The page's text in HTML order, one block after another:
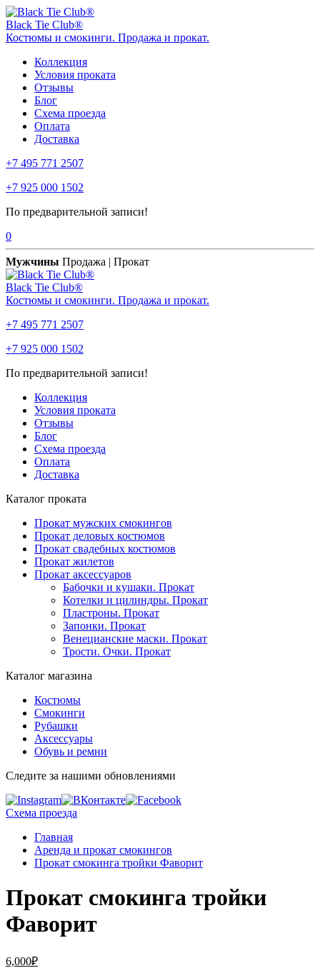
Black Tie Club®
Костюмы и смокинги. Продажа и прокат.
Коллекция
Условия проката
Отзывы
Блог
Схема проезда
Оплата
Доставка
+7 495 771 2507
+7 925 000 1502
По предварительной записи!
0
Мужчины Продажа | Прокат
Black Tie Club®
Костюмы и смокинги. Продажа и прокат.
+7 495 771 2507
+7 925 000 1502
По предварительной записи!
Коллекция
Условия проката
Отзывы
Блог
Схема проезда
Оплата
Доставка
Каталог проката
Прокат мужских смокингов
Прокат деловых костюмов
Прокат свадебных костюмов
Прокат жилетов
Прокат аксессуаров
Бабочки и кушаки. Прокат
Котелки и цилиндры. Прокат
Пластроны. Прокат
Запонки. Прокат
Венецианские маски. Прокат
Трости. Очки. Прокат
Каталог магазина
Костюмы
Смокинги
Рубашки
Аксессуары
Обувь и ремни
Следите за нашими обновлениями
Схема проезда
Главная
Аренда и прокат смокингов
Прокат смокинга тройки Фаворит
Прокат смокинга тройки
Фаворит
6,000₽